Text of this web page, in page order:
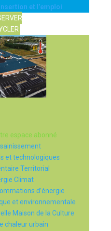
et l’emploi
espace abonné
et technologiques
Territorial
Climat
d’énergie
et environnementale
Maison de la Culture
chaleur urbain